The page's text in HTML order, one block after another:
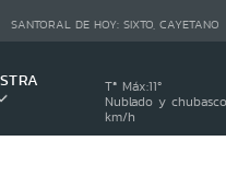
SANTORAL DE HOY: SIXTO, CAYETANO
Tª Máx:11º
Nublado y
km/h